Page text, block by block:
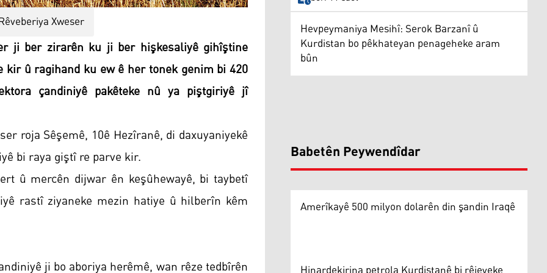
Xweser
ji ber zirarên ku ji ber hişkesaliyê gihîştine
û ragihand ku ew ê her tonek genim bi 420
çandiniyê pakêteke nû ya piştgiriyê jî
roja Sêşemê, 10ê Hezîranê, di daxuyaniyekê
bi raya giştî re parve kir.
û mercên dijwar ên keşûhewayê, bi taybetî
rastî ziyaneke mezin hatiye û hilberîn kêm
ji bo aboriya herêmê, wan rêze tedbîrên
Hevpeymaniya Mesihî: Serok Barzanî û
Kurdistan bo pêkhateyan penageheke aram
bûn
Babetên Peywendîdar
Amerîkayê 500 milyon dolarên din şandin Iraqê